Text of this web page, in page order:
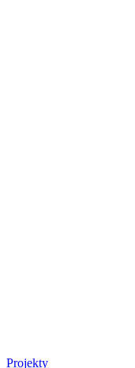
Projekty